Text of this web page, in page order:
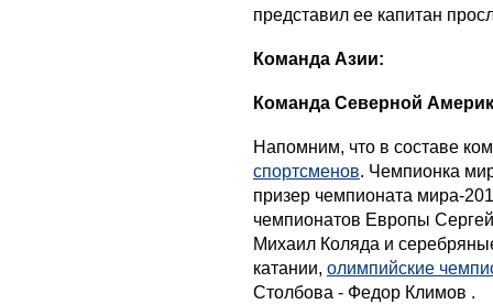
представил ее капитан
Команда Азии:
Команда Северной
Напомним, что в составе
спортсменов. Чемпионка
призер чемпионата мира-
чемпионатов Европы
Михаил Коляда и
катании, олимпийские
Столбова - Федор Климов .